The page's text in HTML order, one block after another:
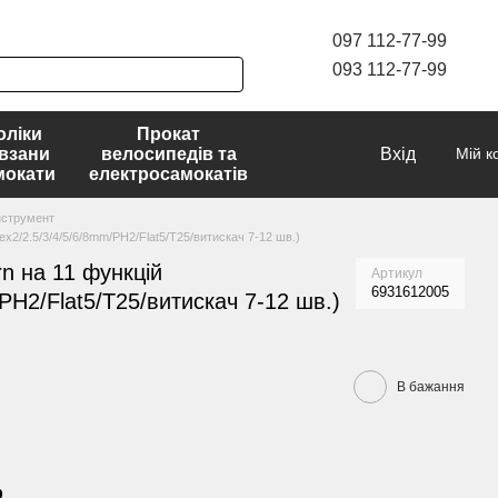
097 112-77-99
093 112-77-99
Прокат
велосипедів та
електросамокатів
Вхід Мій
2.5/3/4/5/6/8mm/PH2/Flat5/T25/витискач 7-12 шв.)
на 11 функцій
Flat5/T25/витискач 7-12 шв.)
Артикул
6931612005
В бажання